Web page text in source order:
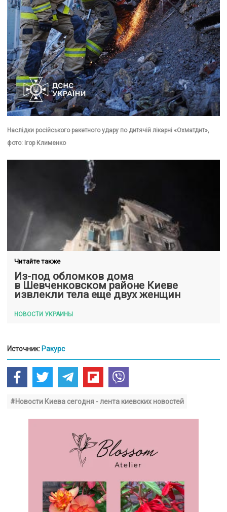
Наслідки російського ракетного удару по дитячій лікарні «Охматдит»,
фото: Ігор Клименко
Читайте также
Из-под обломков дома
в Шевченковском районе Киеве
извлекли тела еще двух женщин
НОВОСТИ УКРАИНЫ
Источник: Ракурс
#Новости Киева сегодня - лента киевских новостей